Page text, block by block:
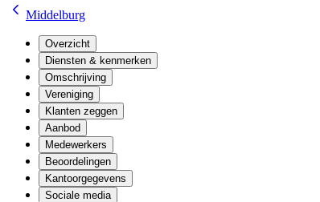
Middelburg
Overzicht
Diensten & kenmerken
Omschrijving
Vereniging
Klanten zeggen
Aanbod
Medewerkers
Beoordelingen
Kantoorgegevens
Sociale media